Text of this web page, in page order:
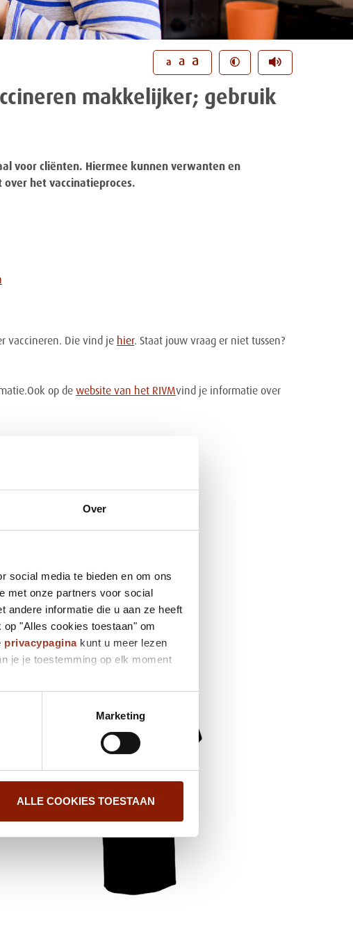
Over
social media te bieden en om ons
met onze partners voor social
andere informatie die u aan ze heeft
"Alles cookies toestaan" om
privacypaginakunt u meer lezen
je je toestemming op elk moment
Marketing
ALLE COOKIES TOESTAAN
a a a
makkelijker; gebruik
voor cliënten. Hiermee kunnen verwanten en
het vaccinatieproces.
vaccineren. Die vind je hier. Staat jouw vraag er niet tussen?
op de website van het RIVMvind je informatie over